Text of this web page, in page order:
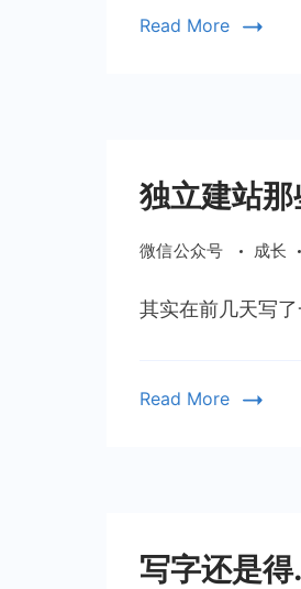
Read More
独立建站
微信公众号 成长
其实在前几天写
Read More
写字还是